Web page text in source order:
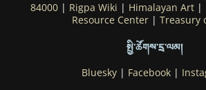
84000| Rigpa Wiki | Himalayan Art|
Resource Center | Treasury
སྤྱི་ཚོགས་དྲ་ལམ།
Bluesky| Facebook|